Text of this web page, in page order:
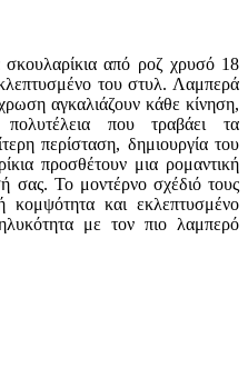
από ροζ χρυσό 18
του στυλ. Λαμπερά
αγκαλιάζουν κάθε κίνηση,
πολυτέλεια που τραβάει τα
περίσταση, δημιουργία του
προσθέτουν μια ρομαντική
σας. Το μοντέρνο σχέδιό τους
κομψότητα και εκλεπτυσμένο
με τον πιο λαμπερό